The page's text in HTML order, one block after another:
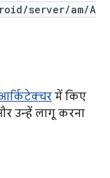
server/am/A
में किए
उन्हें लागू करना